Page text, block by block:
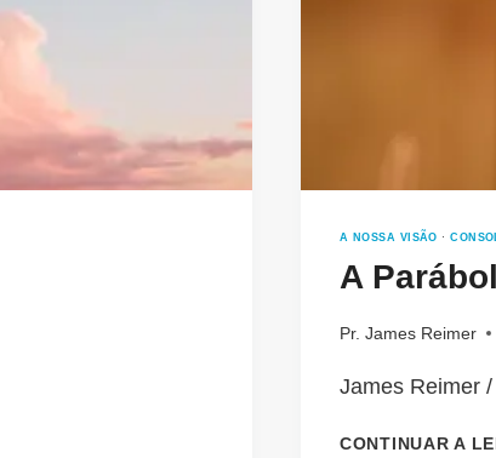
A NOSSA VISÃO ·
A
Pr. James Reimer
James Reimer
CONTINUAR A